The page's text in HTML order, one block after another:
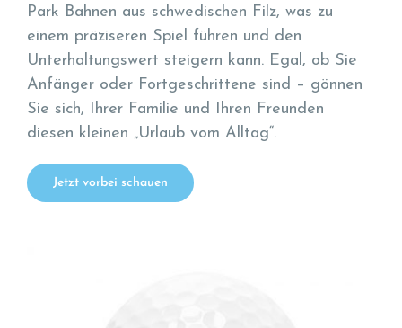
Park Bahnen aus schwedischen Filz, was zu
einem präziseren Spiel führen und den
Unterhaltungswert steigern kann. Egal, ob Sie
Anfänger oder Fortgeschrittene sind – gönnen
Sie sich, Ihrer Familie und Ihren Freunden
diesen kleinen „Urlaub vom Alltag“.
Jetzt vorbei schauen